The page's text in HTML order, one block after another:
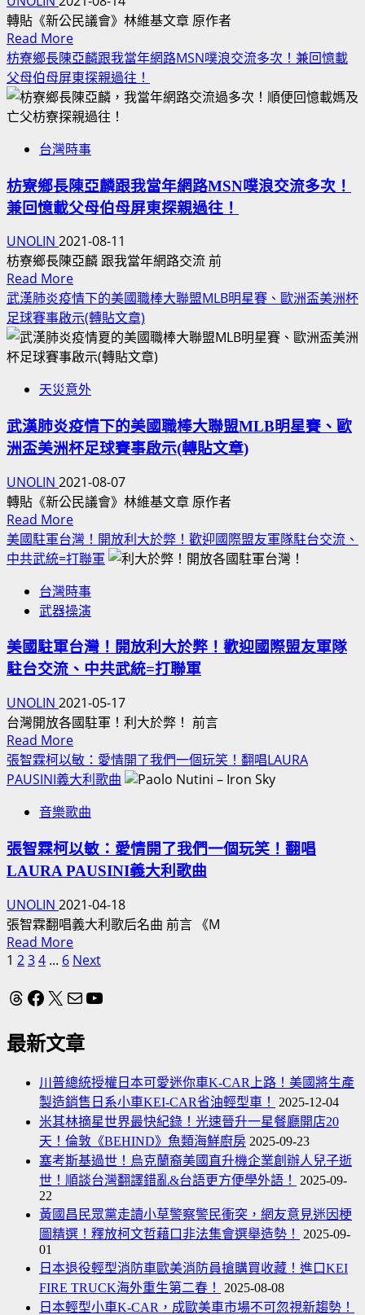
長
怎
樣？
主
題
曲
歷
年
大
選
應
援
音
樂
政
治
歌
曲
MV
網
路
完
收
錄
點
霸
奶
茶
全
美
國
各
州
歡
迎
片
證
據
北
美
珍
珠
奶
茶
門
市
生
意
轉貼《新公民議會》林維基文章 原作者
Read MoreRead
more
about
幻
象
伴
華
航
姿
穎
麟
洋
配
東
奧
羽
球
冠
不
行！
中
共
黨
空
軍
衝
場
統
派
讚
枋寮鄉長陳亞麟跟我當年網路MSN噗浪交流多次！兼回憶載
父母伯母屏東探親過往！
台灣時事
枋寮鄉長陳亞麟跟我當年網路MSN噗浪交流多次！
兼回憶載父母伯母屏東探親過往！
UNOLIN 2021-08-11
枋寮鄉長陳亞麟 跟我當年網路交流 前
Read MoreRead
more
about
枋
寮
長
亞
麟
我
當
年
網
路
MSN
噗
交
流
次！
兼
回
憶
載
母
伯
母
屏
東
探
過
武漢肺炎疫情下的美國職棒大聯盟MLB明星賽、歐洲盃美洲杯
足球賽事啟示(轉貼文章)
天災意外
武漢肺炎疫情下的美國職棒大聯盟MLB明星賽、歐
洲盃美洲杯足球賽事啟示(轉貼文章)
UNOLIN 2021-08-07
轉貼《新公民議會》林維基文章 原作者
Read MoreRead
more
about
漢
肺
疫
情
的
美
國
職
棒
大
盟
MLB
星
賽、
歐
洲
美
杯
球
賽
事
啟
示
(轉
文
章)
美國駐軍台灣！開放利大於弊！歡迎國際盟友軍隊駐台交流、
中共武統=打聯軍
台灣時事
武器操演
美國駐軍台灣！開放利大於弊！歡迎國際盟友軍隊
駐台交流、中共武統=打聯軍
UNOLIN 2021-05-17
台灣開放各國駐軍！利大於弊！ 前言
Read MoreRead
more
about
國
軍
台
開
放
利
大
於
弊！
歡
迎
際
盟
友
軍
隊
駐
台
交
流、
中
共
武
張智霖柯以敏：愛情開了我們一個玩笑！翻唱LAURA
PAUSINI義大利歌曲
音樂歌曲
張智霖柯以敏：愛情開了我們一個玩笑！翻唱
LAURA PAUSINI義大利歌曲
UNOLIN 2021-04-18
張智霖翻唱義大利歌后名曲 前言 《M
Read MoreRead
more
張
霖
柯
以
敏：
愛
情
開
了
我
們
一
玩
笑！
翻
文
章
頁
1 234 ... 6 Next
Threads
Facebook
X 電子郵件YouTube
最新文章
川普總統授權日本可愛迷你車K-CAR上路！美國將生產
製造銷售日系小車KEI-CAR省油輕型車！
2025-12-04
米其林摘星世界最快紀錄！光速晉升一星餐廳開店20
天！倫敦《BEHIND》魚類海鮮廚房 2025-09-23
塞考斯基過世！烏克蘭裔美國直升機企業創辦人兒子逝
世！順談台灣翻譯錯亂&台語更方便學外語！
2025-09-
22
黃國昌民眾黨走讀小草警察警民衝突，網友意見迷因梗
圖精選！釋放柯文哲藉口非法集會選舉造勢！
2025-09-
01
日本退役輕型消防車歐美消防員搶購買收藏！進口KEI
FIRE TRUCK海外重生第二春！
2025-08-08
日本輕型小車K-CAR，成歐美車市場不可忽視新趨勢！